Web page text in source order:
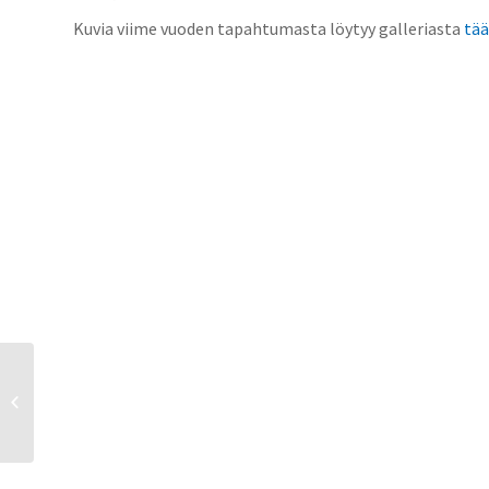
Kuvia viime vuoden tapahtumasta löytyy galleriasta